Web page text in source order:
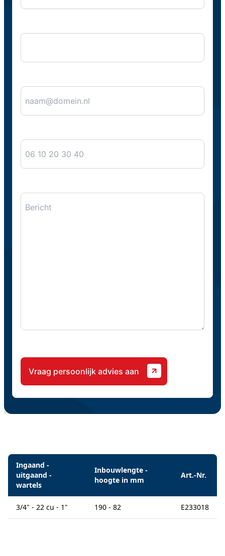
Specificaties
Ingaand -
uitgaand -
wartels
Inbouwlengte -
hoogte in mm
Art.-Nr.
3/4" - 22 cu - 1" 190 - 82 E233018